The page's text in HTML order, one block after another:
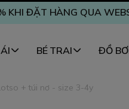
KHI ĐẶT HÀNG QUA
BÉ TRAI ĐỒ
+ túi nơ - size 3-4y